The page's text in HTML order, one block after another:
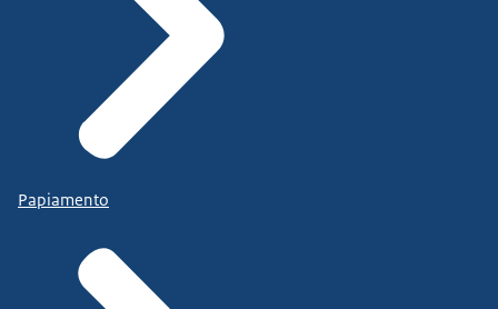
Papiamento